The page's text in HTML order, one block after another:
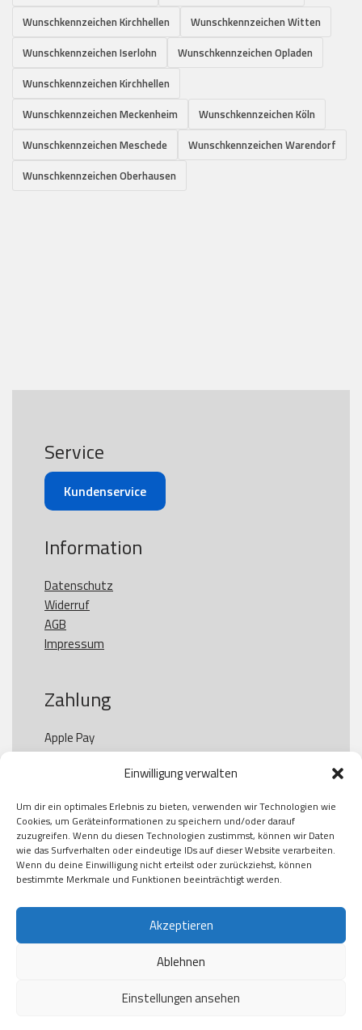
Einwilligung verwalten
Um dir ein optimales Erlebnis zu bieten, verwenden wir Technologien wie
Cookies, um Geräteinformationen zu speichern und/oder darauf
zuzugreifen. Wenn du diesen Technologien zustimmst, können wir Daten
wie das Surfverhalten oder eindeutige IDs auf dieser Website verarbeiten.
Wenn du deine Einwilligung nicht erteilst oder zurückziehst, können
bestimmte Merkmale und Funktionen beeinträchtigt werden.
Akzeptieren
Ablehnen
Einstellungen ansehen
Wunschkennzeichen Kirchhellen
Wunschkennzeichen Witten
Wunschkennzeichen Iserlohn
Wunschkennzeichen Opladen
Wunschkennzeichen Kirchhellen
Wunschkennzeichen Meckenheim
Wunschkennzeichen Köln
Wunschkennzeichen Meschede
Wunschkennzeichen Warendorf
Wunschkennzeichen Oberhausen
Service
Kundenservice
Information
Datenschutz
Widerruf
AGB
Impressum
Zahlung
Apple Pay
Paypal
Kauf auf Rechung
Klarna
American Express